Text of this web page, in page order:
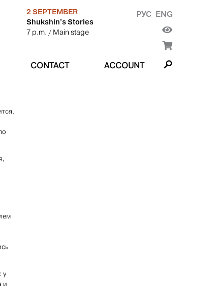
2 SEPTEMBER
Shukshin's Stories
7 p.m. / Main stage
РУС ENG
CONTACT ACCOUNT
у
и